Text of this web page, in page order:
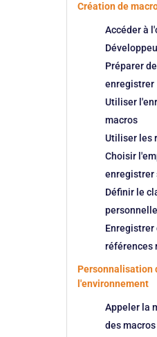
Création de
Accéder à
Préparer
enregistrer
Utiliser
macros
Utiliser les
Choisir
enregistrer
Définir le
Enregistrer
références
Personnalisation
l'environnement
Appeler la
des macros